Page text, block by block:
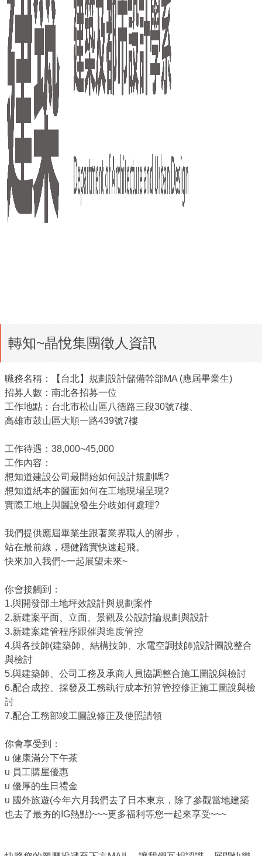
轉知~晶悅集團徵人資訊
職務名稱：【台北】規劃設計儲備幹部MA (應屆畢業生)
招募人數：南北各招募一位
工作地點：台北市松山區八德路三段30號7樓、
高雄市鼓山區大順一路439號7樓
工作待遇：38,000~45,000
工作內容：
想知道建設公司最開始如何設計規劃嗎?
想知道紙本的圖面如何在工地現場呈現?
實際工地上與圖說發生分歧如何處理?
我們提供應屆畢業生跟著業界職人的腳步，
站在最前線，穩健踏實快速起飛。
快來加入我們~一起展望未來~
你會接觸到：
1.與開發部土地坪效設計與規劃案件
2.新建案平面、立面、景觀及公設討論規劃與設計
3.新建案建管程序跟催與進度管控
4.與各技師(建築師、結構技師、水電空調技師)設計圖說整合
與檢討
5.與建築師、公司工務及承商人員協調整合施工圖說與檢討
6.配合成控、採發及工務執行成本預算管控修正施工圖說與檢
討
7.配合工務部竣工圖說修正及使照請領
你會享受到：
u 健康滿分下午茶
u 員工購屋優惠
u 優厚的生日禮金
u 國外旅遊(今年六月我們去了日本東京，除了參觀當地建築
也去了最夯的IG熱點)~~~更多福利等您一起來享受~~~